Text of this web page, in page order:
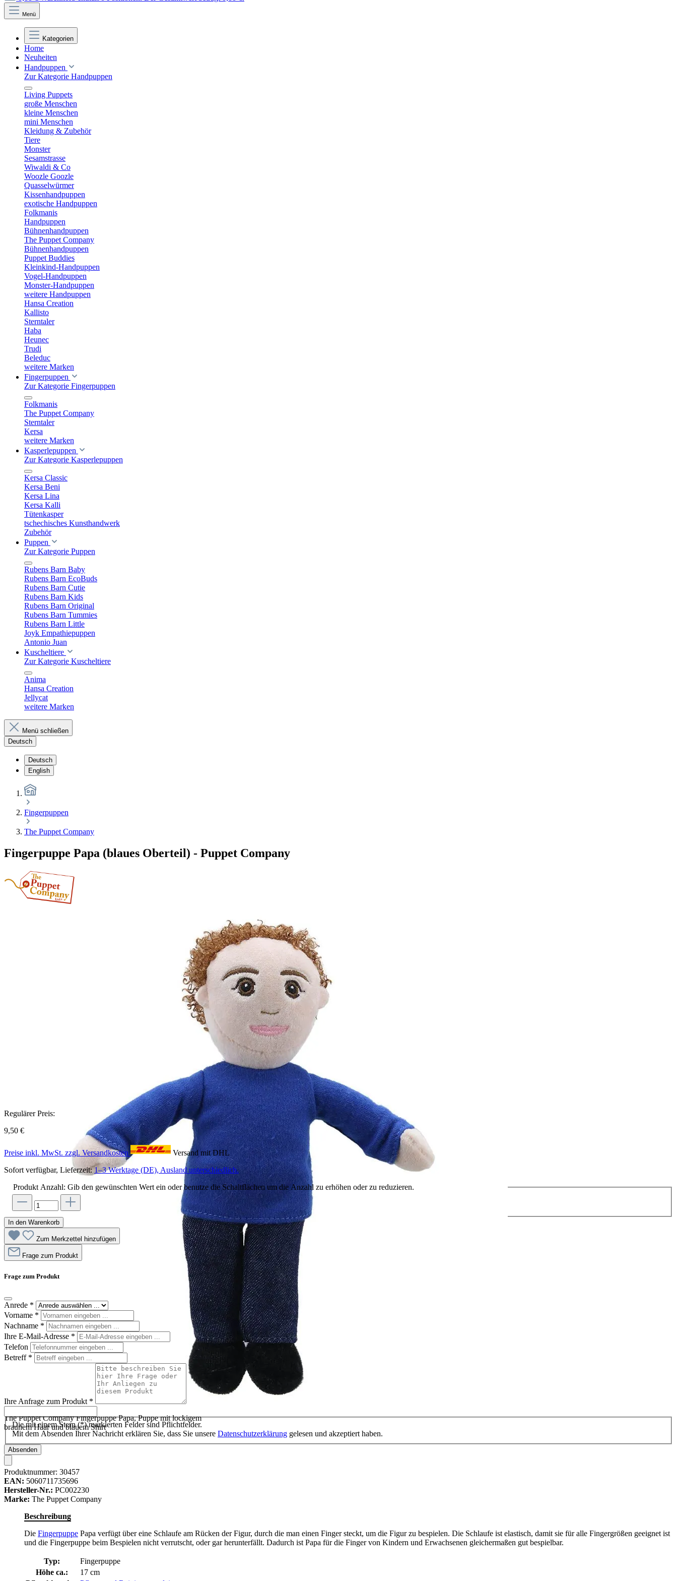
Menü
Kategorien
Home
Neuheiten
Handpuppen
Zur Kategorie Handpuppen
Living Puppets
große Menschen
kleine Menschen
mini Menschen
Kleidung & Zubehör
Tiere
Monster
Sesamstrasse
Wiwaldi & Co
Woozle Goozle
Quasselwürmer
Kissenhandpuppen
exotische Handpuppen
Folkmanis
Handpuppen
Bühnenhandpuppen
The Puppet Company
Bühnenhandpuppen
Puppet Buddies
Kleinkind-Handpuppen
Vogel-Handpuppen
Monster-Handpuppen
weitere Handpuppen
Hansa Creation
Kallisto
Sterntaler
Haba
Heunec
Trudi
Beleduc
weitere Marken
Fingerpuppen
Zur Kategorie Fingerpuppen
Folkmanis
The Puppet Company
Sterntaler
Kersa
weitere Marken
Kasperlepuppen
Zur Kategorie Kasperlepuppen
Kersa Classic
Kersa Beni
Kersa Lina
Kersa Kalli
Tütenkasper
tschechisches Kunsthandwerk
Zubehör
Puppen
Zur Kategorie Puppen
Rubens Barn Baby
Rubens Barn EcoBuds
Rubens Barn Cutie
Rubens Barn Kids
Rubens Barn Original
Rubens Barn Tummies
Rubens Barn Little
Joyk Empathiepuppen
Antonio Juan
Kuscheltiere
Zur Kategorie Kuscheltiere
Anima
Hansa Creation
Jellycat
weitere Marken
Menü schließen
Deutsch
Deutsch
English
Fingerpuppen
The Puppet Company
Fingerpuppe Papa (blaues Oberteil) - Puppet Company
The Puppet Company Fingerpuppe Papa, Puppe mit lockigem
braunem Haar und blauem Shirt
Regulärer Preis:
9,50 €
Preise inkl. MwSt. zzgl. Versandkosten
Versand mit DHL
Sofort verfügbar, Lieferzeit:1–3 Werktage (DE), Ausland unterschiedlich.
Produkt Anzahl: Gib den gewünschten Wert ein oder benutze die Schaltflächen um die Anzahl zu erhöhen oder zu reduzieren.
In den Warenkorb
Zum Merkzettel hinzufügen
Frage zum Produkt
Frage zum Produkt
Anrede *
Vorname *
Nachname *
Ihre E-Mail-Adresse *
Telefon
Betreff *
Ihre Anfrage zum Produkt *
Die mit einem Stern (*) markierten Felder sind Pflichtfelder.
Mit dem Absenden Ihrer Nachricht erklären Sie, dass Sie unsere Datenschutzerklärung gelesen und akzeptiert haben.
Absenden
Produktnummer: 30457
EAN: 5060711735696
Hersteller-Nr.: PC002230
Marke: The Puppet Company
Beschreibung
Die Fingerpuppe Papa verfügt über eine Schlaufe am Rücken der Figur, durch die man einen Finger steckt, um die Figur zu bespielen. Die Schlaufe ist elastisch, damit sie für alle Fingergrößen geeignet ist
und die Fingerpuppe beim Bespielen nicht verrutscht, oder gar herunterfällt. Dadurch ist Papa für die Finger von Kindern und Erwachsenen gleichermaßen gut bespielbar.
Typ:
Fingerpuppe
Höhe ca.:
17 cm